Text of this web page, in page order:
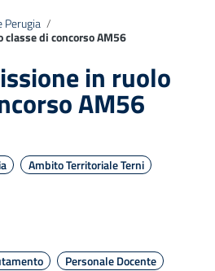
Perugia /
di concorso AM56
in ruolo
AM56
Ambito Territoriale Terni
Personale Docente